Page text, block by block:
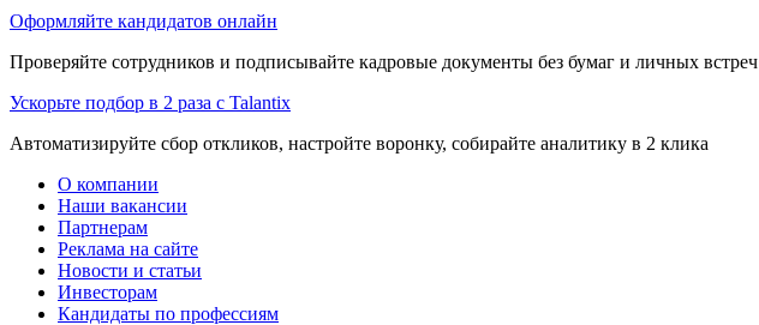
Оформляйте кандидатов онлайн
Проверяйте сотрудников и подписывайте кадровые документы без бумаг и личных встреч
Ускорьте подбор в 2 раза с Talantix
Автоматизируйте сбор откликов, настройте воронку, собирайте аналитику в 2 клика
О компании
Наши вакансии
Партнерам
Реклама на сайте
Новости и статьи
Инвесторам
Кандидаты по профессиям